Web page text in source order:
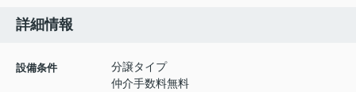
詳細情報
設備条件
分譲タイプ
仲介手数料無料